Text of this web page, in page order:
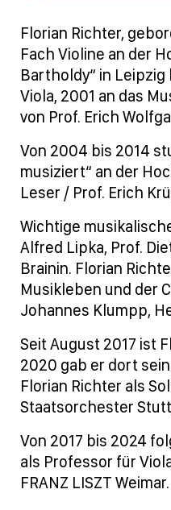
Florian Richter,
Fach Violine an der
Bartholdy“ in
Viola, 2001 an das
von Prof. Erich
Von 2004 bis 2014
musiziert“ an der
Leser / Prof. Erich
Wichtige
Alfred Lipka, Prof.
Brainin. Florian
Musikleben und der
Johannes Klumpp,
Seit August 2017 ist
2020 gab er dort
Florian Richter als
Staatsorchester
Von 2017 bis 2024
als Professor für
FRANZ LISZT Weimar.